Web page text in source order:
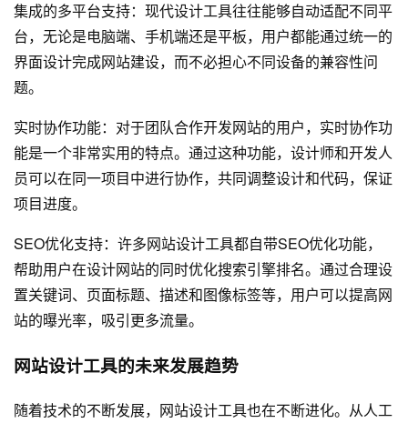
集成的多平台支持：现代设计工具往往能够自动适配不同平
台，无论是电脑端、手机端还是平板，用户都能通过统一的
界面设计完成网站建设，而不必担心不同设备的兼容性问
题。
实时协作功能：对于团队合作开发网站的用户，实时协作功
能是一个非常实用的特点。通过这种功能，设计师和开发人
员可以在同一项目中进行协作，共同调整设计和代码，保证
项目进度。
SEO优化支持：许多网站设计工具都自带SEO优化功能，
帮助用户在设计网站的同时优化搜索引擎排名。通过合理设
置关键词、页面标题、描述和图像标签等，用户可以提高网
站的曝光率，吸引更多流量。
网站设计工具的未来发展趋势
随着技术的不断发展，网站设计工具也在不断进化。从人工